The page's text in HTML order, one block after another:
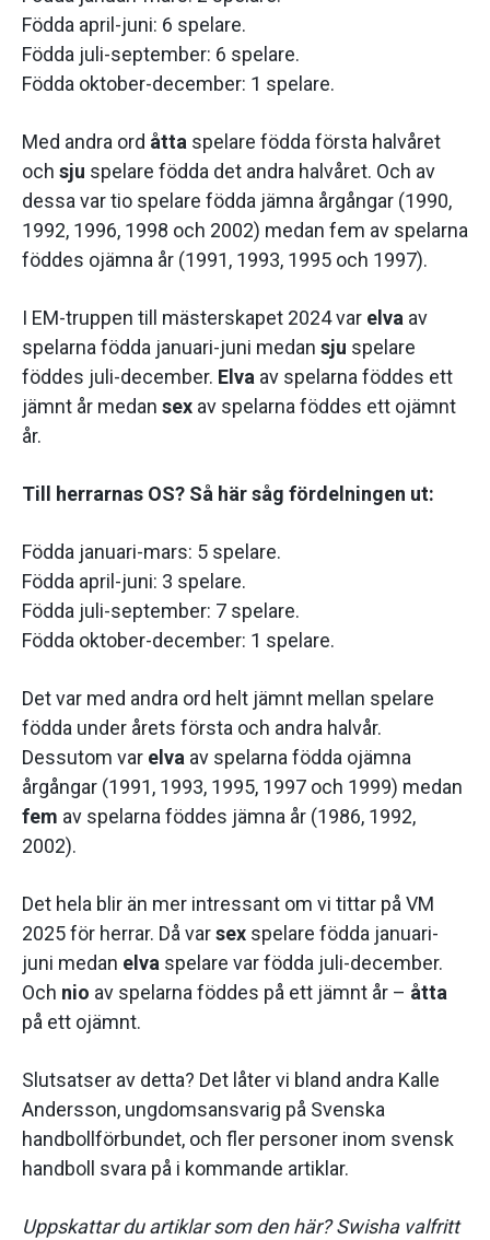
Födda april-juni: 6 spelare.
Födda juli-september: 6 spelare.
Födda oktober-december: 1 spelare.
Med andra ord åtta spelare födda första halvåret
och sju spelare födda det andra halvåret. Och av
dessa var tio spelare födda jämna årgångar (1990,
1992, 1996, 1998 och 2002) medan fem av spelarna
föddes ojämna år (1991, 1993, 1995 och 1997).
I EM-truppen till mästerskapet 2024 var elva av
spelarna födda januari-juni medan sju spelare
föddes juli-december. Elva av spelarna föddes ett
jämnt år medan sex av spelarna föddes ett ojämnt
år.
Till herrarnas OS? Så här såg fördelningen ut:
Födda januari-mars: 5 spelare.
Födda april-juni: 3 spelare.
Födda juli-september: 7 spelare.
Födda oktober-december: 1 spelare.
Det var med andra ord helt jämnt mellan spelare
födda under årets första och andra halvår.
Dessutom var elva av spelarna födda ojämna
årgångar (1991, 1993, 1995, 1997 och 1999) medan
fem av spelarna föddes jämna år (1986, 1992,
2002).
Det hela blir än mer intressant om vi tittar på VM
2025 för herrar. Då varsex spelare födda januari-
juni medan elva spelare var födda juli-december.
Och nio av spelarna föddes på ett jämnt år – åtta
på ett ojämnt.
Slutsatser av detta? Det låter vi bland andra Kalle
Andersson, ungdomsansvarig på Svenska
handbollförbundet, och fler personer inom svensk
handboll svara på i kommande artiklar.
Uppskattar du artiklar som den här? Swisha valfritt